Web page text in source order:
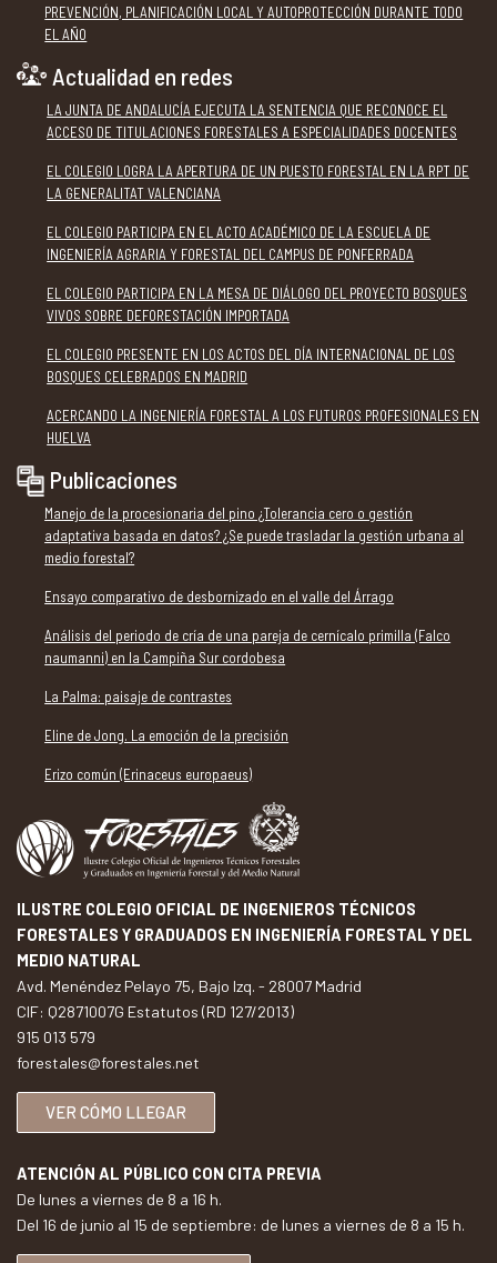
PREVENCIÓN, PLANIFICACIÓN LOCAL Y AUTOPROTECCIÓN DURANTE TODO
EL AÑO
Actualidad en redes
LA JUNTA DE ANDALUCÍA EJECUTA LA SENTENCIA QUE RECONOCE EL
ACCESO DE TITULACIONES FORESTALES A ESPECIALIDADES DOCENTES
EL COLEGIO LOGRA LA APERTURA DE UN PUESTO FORESTAL EN LA RPT DE
LA GENERALITAT VALENCIANA
EL COLEGIO PARTICIPA EN EL ACTO ACADÉMICO DE LA ESCUELA DE
INGENIERÍA AGRARIA Y FORESTAL DEL CAMPUS DE PONFERRADA
EL COLEGIO PARTICIPA EN LA MESA DE DIÁLOGO DEL PROYECTO BOSQUES
VIVOS SOBRE DEFORESTACIÓN IMPORTADA
EL COLEGIO PRESENTE EN LOS ACTOS DEL DÍA INTERNACIONAL DE LOS
BOSQUES CELEBRADOS EN MADRID
ACERCANDO LA INGENIERÍA FORESTAL A LOS FUTUROS PROFESIONALES EN
HUELVA
Publicaciones
Manejo de la procesionaria del pino ¿Tolerancia cero o gestión
adaptativa basada en datos? ¿Se puede trasladar la gestión urbana al
medio forestal?
Ensayo comparativo de desbornizado en el valle del Árrago
Análisis del periodo de cría de una pareja de cernícalo primilla (Falco
naumanni) en la Campiña Sur cordobesa
La Palma: paisaje de contrastes
Eline de Jong. La emoción de la precisión
Erizo común (Erinaceus europaeus)
ILUSTRE COLEGIO OFICIAL DE INGENIEROS TÉCNICOS
FORESTALES Y GRADUADOS EN INGENIERÍA FORESTAL Y DEL
MEDIO NATURAL
Avd. Menéndez Pelayo 75, Bajo Izq. - 28007 Madrid
CIF: Q2871007G Estatutos (RD 127/2013)
915 013 579
forestales@forestales.net
VER CÓMO LLEGAR
ATENCIÓN AL PÚBLICO CON CITA PREVIA
De lunes a viernes de 8 a 16 h.
Del 16 de junio al 15 de septiembre: de lunes a viernes de 8 a 15 h.